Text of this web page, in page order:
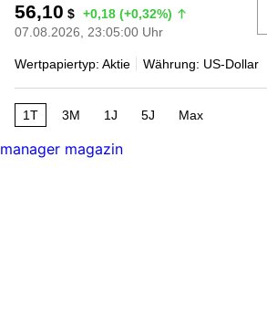
56,10 $ +0,18 (+0,32%)
07.08.2026, 23:05:00 Uhr
Wertpapiertyp: Aktie Währung: US-Dollar
1T 3M 1J 5J Max
manager magazin